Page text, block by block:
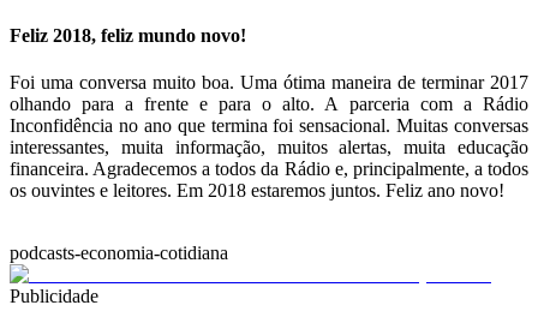
Feliz 2018, feliz mundo novo!
Foi uma conversa muito boa. Uma ótima maneira de terminar 2017
olhando para a frente e para o alto. A parceria com a Rádio
Inconfidência no ano que termina foi sensacional. Muitas conversas
interessantes, muita informação, muitos alertas, muita educação
financeira. Agradecemos a todos da Rádio e, principalmente, a todos
os ouvintes e leitores. Em 2018 estaremos juntos. Feliz ano novo!
podcasts-economia-cotidiana
Publicidade